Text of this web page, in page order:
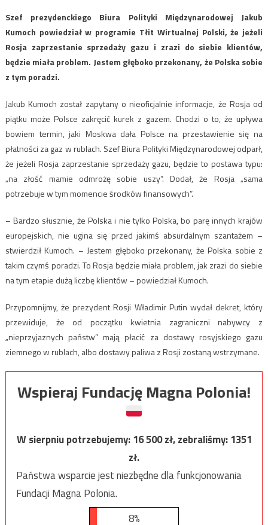
Szef prezydenckiego Biura Polityki Międzynarodowej Jakub
Kumoch powiedział w programie Tłit Wirtualnej Polski, że jeżeli
Rosja zaprzestanie sprzedaży gazu i zrazi do siebie klientów,
będzie miała problem. Jestem głęboko przekonany, że Polska sobie
z tym poradzi.
Jakub Kumoch został zapytany o nieoficjalnie informacje, że Rosja od
piątku może Polsce zakręcić kurek z gazem. Chodzi o to, że upływa
bowiem termin, jaki Moskwa dała Polsce na przestawienie się na
płatności za gaz w rublach. Szef Biura Polityki Międzynarodowej odparł,
że jeżeli Rosja zaprzestanie sprzedaży gazu, będzie to postawa typu:
„na złość mamie odmrożę sobie uszy”. Dodał, że Rosja „sama
potrzebuje w tym momencie środków finansowych”.
– Bardzo słusznie, że Polska i nie tylko Polska, bo parę innych krajów
europejskich, nie ugina się przed jakimś absurdalnym szantażem –
stwierdził Kumoch. – Jestem głęboko przekonany, że Polska sobie z
takim czymś poradzi. To Rosja będzie miała problem, jak zrazi do siebie
na tym etapie dużą liczbę klientów – powiedział Kumoch.
Przypomnijmy, że prezydent Rosji Władimir Putin wydał dekret, który
przewiduje, że od początku kwietnia zagraniczni nabywcy z
„nieprzyjaznych państw” mają płacić za dostawy rosyjskiego gazu
ziemnego w rublach, albo dostawy paliwa z Rosji zostaną wstrzymane.
Wspieraj Fundację Magna Polonia!
W sierpniu potrzebujemy:16 500zł, zebraliśmy:1351
zł.
Państwa wsparcie jest niezbędne dla funkcjonowania
Fundacji Magna Polonia.
8%